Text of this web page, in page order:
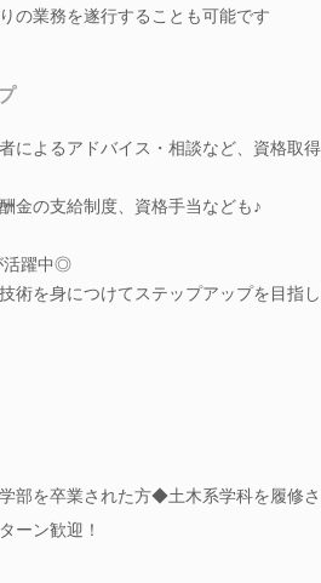
の業務を遂行することも可能です
によるアドバイス・相談など、資格取
金の支給制度、資格手当なども♪
活躍中◎
術を身につけてステップアップを目指し
部を卒業された方◆土木系学科を履修
ーン歓迎！